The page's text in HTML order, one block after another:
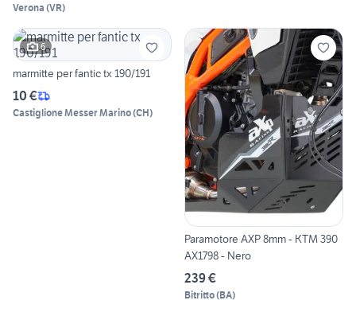
Verona (VR)
6
marmitte per fantic tx 190/191
10 €
Castiglione Messer Marino(CH)
Paramotore AXP 8mm - KTM 390
AX1798 - Nero
239 €
Bitritto(BA)